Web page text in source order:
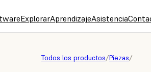
ExplorarAprendizajeAsistencia
Todos los productos/Piezas/